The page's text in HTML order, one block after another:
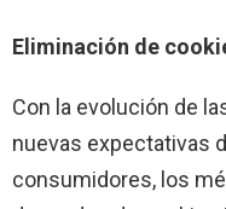
Eliminación de
Con la evolución de
nuevas expectativas
consumidores, los